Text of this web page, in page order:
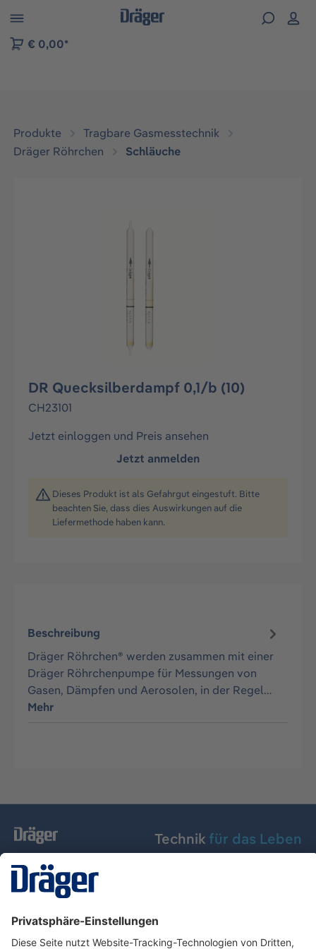
der B2B-Plattform springen
€ 0,00*
Produkte
Tragbare Gasmesstechnik
Dräger Röhrchen
Schläuche
DR Quecksilberdampf 0,1/b (10)
CH23101
Jetzt einloggen und Preis ansehen
Jetzt anmelden
Dieses Produkt ist als Gefahrgut eingestuft. Bitte
beachten Sie, dass dies Auswirkungen auf die
Liefermethode haben kann.
Beschreibung
Dräger Röhrchen® werden zusammen mit einer
Dräger Röhrchenpumpe für Messungen von
Gasen, Dämpfen und Aerosolen, in der Regel…
Mehr
Technik für das Leben
Dräger Austria GmbH
Über Dräger